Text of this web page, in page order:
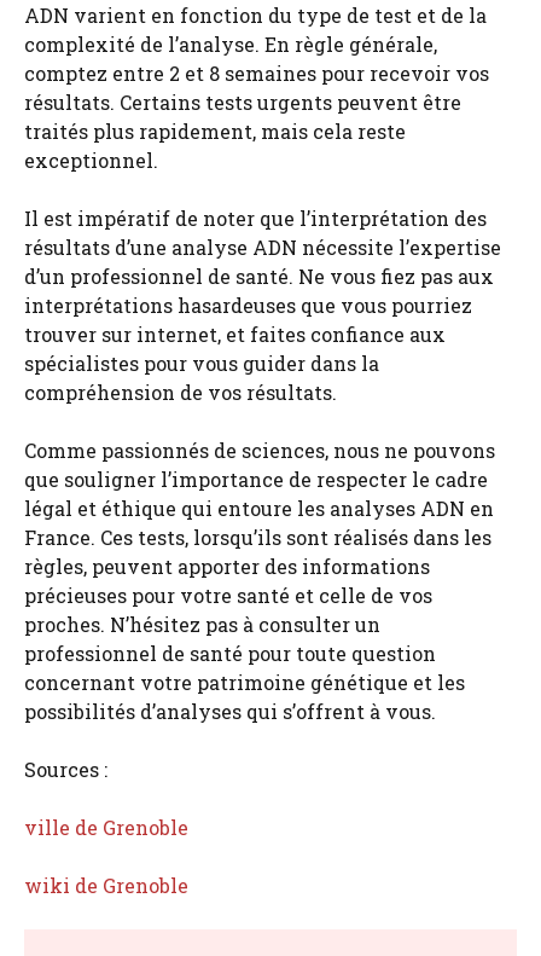
ADN varient en fonction du type de test et de la
complexité de l’analyse. En règle générale,
comptez entre 2 et 8 semaines pour recevoir vos
résultats. Certains tests urgents peuvent être
traités plus rapidement, mais cela reste
exceptionnel.
Il est impératif de noter que l’interprétation des
résultats d’une analyse ADN nécessite l’expertise
d’un professionnel de santé. Ne vous fiez pas aux
interprétations hasardeuses que vous pourriez
trouver sur internet, et faites confiance aux
spécialistes pour vous guider dans la
compréhension de vos résultats.
Comme passionnés de sciences, nous ne pouvons
que souligner l’importance de respecter le cadre
légal et éthique qui entoure les analyses ADN en
France. Ces tests, lorsqu’ils sont réalisés dans les
règles, peuvent apporter des informations
précieuses pour votre santé et celle de vos
proches. N’hésitez pas à consulter un
professionnel de santé pour toute question
concernant votre patrimoine génétique et les
possibilités d’analyses qui s’offrent à vous.
Sources :
ville de Grenoble
wiki de Grenoble